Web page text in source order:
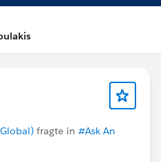
fragte in #Ask An